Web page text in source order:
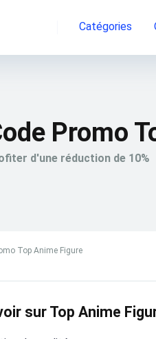
Catégories
Promo
d'une réduction de 10%
Top Anime Figure
sur Top Anime